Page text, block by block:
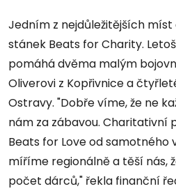
Jedním z nejdůležitějších
stánek Beats for Charity.
pomáhá dvěma malým
Oliverovi z Kopřivnice a
Ostravy. "Dobře víme, že ne
nám za zábavou. Charitativní
Beats for Love od samotného
míříme regionálně a těší nás,
počet dárců," řekla finanční